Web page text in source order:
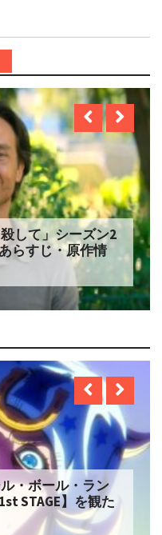
して」シーズン2
らすじ・原作情
・ボール・ラン
STAGE】を観た